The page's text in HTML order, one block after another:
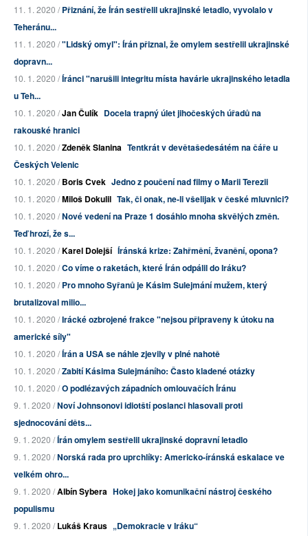
11. 1. 2020 /Přiznání, že Írán sestřelil ukrajinské letadlo, vyvolalo v
Teheránu...
11. 1. 2020 /"Lidský omyl": Írán přiznal, že omylem sestřelil ukrajinské
dopravn...
10. 1. 2020 /Íránci "narušili integritu místa havárie ukrajinského letadla
u Teh...
10. 1. 2020 /Jan Čulík Docela trapný úlet jihočeských úřadů na
rakouské hranici
10. 1. 2020 /Zdeněk Slanina Tentkrát v devětašedesátém na čáře u
Českých Velenic
10. 1. 2020 /Boris Cvek Jedno z poučení nad filmy o Marii Terezii
10. 1. 2020 /Miloš Dokulil Tak, či onak, ne-li všelijak v české mluvnici?
10. 1. 2020 /Nové vedení na Praze 1 dosáhlo mnoha skvělých změn.
Teď hrozí, že s...
10. 1. 2020 /Karel Dolejší Íránská krize: Zahřmění, žvanění, opona?
10. 1. 2020 /Co víme o raketách, které Írán odpálil do Iráku?
10. 1. 2020 /Pro mnoho Syřanů je Kásim Sulejmání mužem, který
brutalizoval milio...
10. 1. 2020 /Irácké ozbrojené frakce "nejsou připraveny k útoku na
americké síly"
10. 1. 2020 /Írán a USA se náhle zjevily v plné nahotě
10. 1. 2020 /Zabití Kásima Sulejmáního: Často kladené otázky
10. 1. 2020 /O podlézavých západních omlouvačích Íránu
9. 1. 2020 /Noví Johnsonovi idiotští poslanci hlasovali proti
sjednocování děts...
9. 1. 2020 /Írán omylem sestřelil ukrajinské dopravní letadlo
9. 1. 2020 /Norská rada pro uprchlíky: Americko-íránská eskalace ve
velkém ohro...
9. 1. 2020 /Albín Sybera Hokej jako komunikační nástroj českého
populismu
9. 1. 2020 /Lukáš Kraus „Demokracie v Iráku“